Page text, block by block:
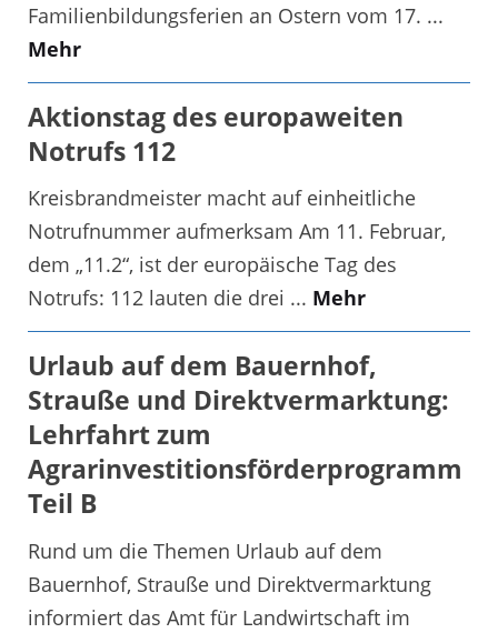
Familienbildungsferien an Ostern vom 17. ...
Mehr
Aktionstag des europaweiten
Notrufs 112
Kreisbrandmeister macht auf einheitliche
Notrufnummer aufmerksam Am 11. Februar,
dem „11.2“, ist der europäische Tag des
Notrufs: 112 lauten die drei ... Mehr
Urlaub auf dem Bauernhof,
Strauße und Direktvermarktung:
Lehrfahrt zum
Agrarinvestitionsförderprogramm
Teil B
Rund um die Themen Urlaub auf dem
Bauernhof, Strauße und Direktvermarktung
informiert das Amt für Landwirtschaft im